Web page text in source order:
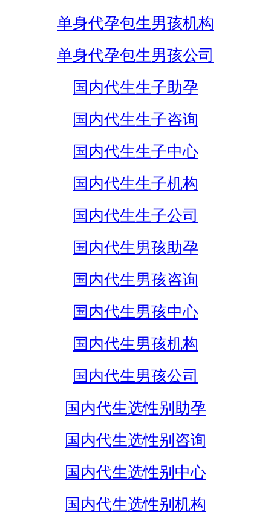
单身代孕包生男孩机构
单身代孕包生男孩公司
国内代生生子助孕
国内代生生子咨询
国内代生生子中心
国内代生生子机构
国内代生生子公司
国内代生男孩助孕
国内代生男孩咨询
国内代生男孩中心
国内代生男孩机构
国内代生男孩公司
国内代生选性别助孕
国内代生选性别咨询
国内代生选性别中心
国内代生选性别机构